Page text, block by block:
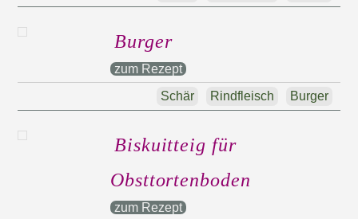
Burger
zum Rezept
Burger
Rindfleisch
Schär
Biskuitteig für
Obsttortenboden
zum Rezept